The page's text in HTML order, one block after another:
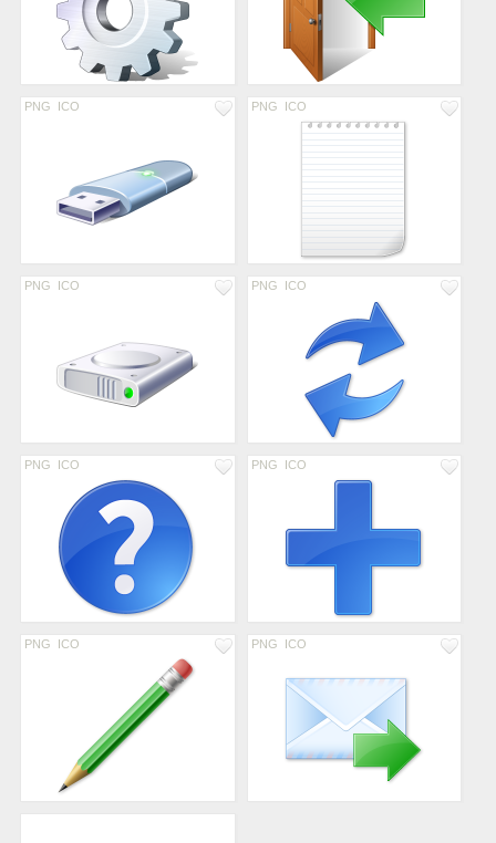
PNG ICO PNG ICO
PNG ICO PNG ICO
PNG ICO PNG ICO
PNG ICO PNG ICO